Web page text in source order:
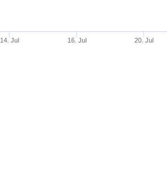
14. Jul 16. Jul 20. Jul